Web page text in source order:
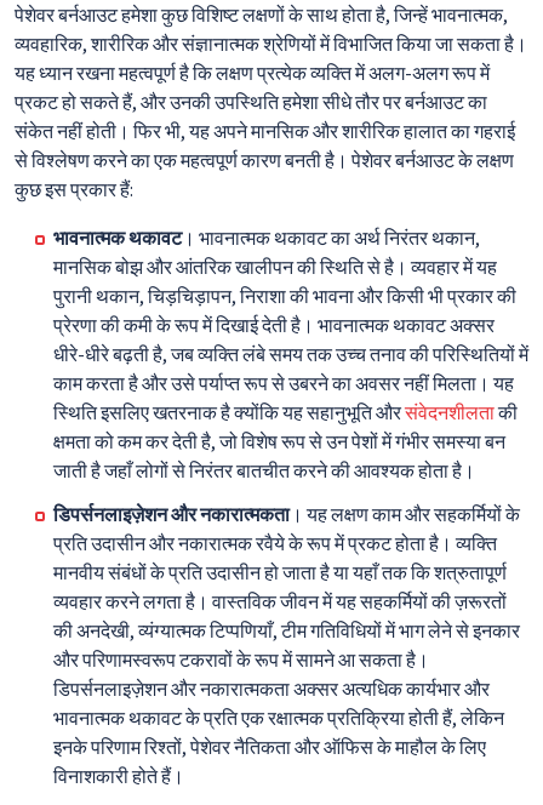
पेशेवर बर्नआउट हमेशा कुछ विशिष्ट लक्षणों के साथ होता है, जिन्हें भावनात्मक,
व्यवहारिक, शारीरिक और संज्ञानात्मक श्रेणियों में विभाजित किया जा सकता है।
यह ध्यान रखना महत्वपूर्ण है कि लक्षण प्रत्येक व्यक्ति में अलग-अलग रूप में
प्रकट हो सकते हैं, और उनकी उपस्थिति हमेशा सीधे तौर पर बर्नआउट का
संकेत नहीं होती। फिर भी, यह अपने मानसिक और शारीरिक हालात का गहराई
से विश्लेषण करने का एक महत्वपूर्ण कारण बनती है। पेशेवर बर्नआउट के लक्षण
कुछ इस प्रकार हैं:
भावनात्मक थकावट। भावनात्मक थकावट का अर्थ निरंतर थकान,
मानसिक बोझ और आंतरिक खालीपन की स्थिति से है। व्यवहार में यह
पुरानी थकान, चिड़चिड़ापन, निराशा की भावना और किसी भी प्रकार की
प्रेरणा की कमी के रूप में दिखाई देती है। भावनात्मक थकावट अक्सर
धीरे-धीरे बढ़ती है, जब व्यक्ति लंबे समय तक उच्च तनाव की परिस्थितियों में
काम करता है और उसे पर्याप्त रूप से उबरने का अवसर नहीं मिलता। यह
स्थिति इसलिए खतरनाक है क्योंकि यह सहानुभूति औरसंवेदनशीलताकी
क्षमता को कम कर देती है, जो विशेष रूप से उन पेशों में गंभीर समस्या बन
जाती है जहाँ लोगों से निरंतर बातचीत करने की आवश्यक होता है।
डिपर्सनलाइज़ेशन और नकारात्मकता। यह लक्षण काम और सहकर्मियों के
प्रति उदासीन और नकारात्मक रवैये के रूप में प्रकट होता है। व्यक्ति
मानवीय संबंधों के प्रति उदासीन हो जाता है या यहाँ तक कि शत्रुतापूर्ण
व्यवहार करने लगता है। वास्तविक जीवन में यह सहकर्मियों की ज़रूरतों
की अनदेखी, व्यंग्यात्मक टिप्पणियाँ, टीम गतिविधियों में भाग लेने से इनकार
और परिणामस्वरूप टकरावों के रूप में सामने आ सकता है।
डिपर्सनलाइज़ेशन और नकारात्मकता अक्सर अत्यधिक कार्यभार और
भावनात्मक थकावट के प्रति एक रक्षात्मक प्रतिक्रिया होती हैं, लेकिन
इनके परिणाम रिश्तों, पेशेवर नैतिकता और ऑफिस के माहौल के लिए
विनाशकारी होते हैं।